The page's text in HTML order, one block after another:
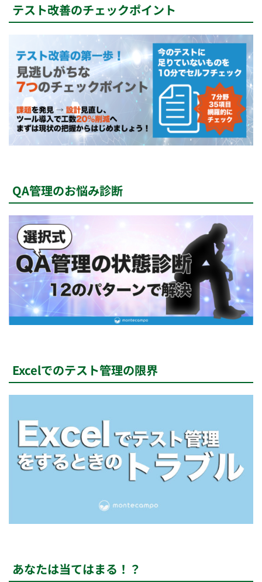
テスト改善のチェックポイント
QA管理のお悩み診断
Excelでのテスト管理の限界
あなたは当てはまる！？